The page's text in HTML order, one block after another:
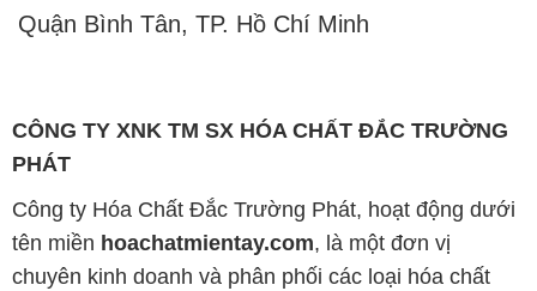
Quận Bình Tân, TP. Hồ Chí Minh
CÔNG TY XNK TM SX HÓA CHẤT ĐẮC TRƯỜNG
PHÁT
Công ty Hóa Chất Đắc Trường Phát, hoạt động dưới
tên miền hoachatmientay.com, là một đơn vị
chuyên kinh doanh và phân phối các loại hóa chất